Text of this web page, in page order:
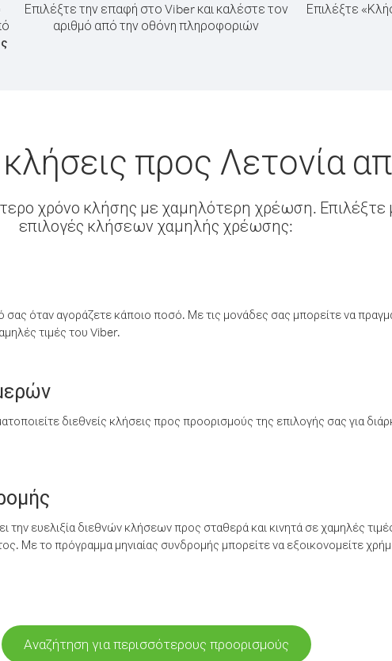
Επιλέξτε την επαφή στο Viber και καλέστε τον
αριθμό από την οθόνη πληροφοριών
Επιλέξτε
προς Λετονία
χρόνο κλήσης με χαμηλότερη χρέωση. Επιλέξτε
επιλογές κλήσεων χαμηλής χρέωσης:
όταν αγοράζετε κάποιο ποσό. Με τις μονάδες σας μπορείτε να
τιμές του Viber.
διεθνείς κλήσεις προς προορισμούς της επιλογής σας για
ευελιξία διεθνών κλήσεων προς σταθερά και κινητά σε χαμηλές
Με το πρόγραμμα μηνιαίας συνδρομής μπορείτε να εξοικονομείτε
Αναζήτηση για περισσότερους προορισμούς